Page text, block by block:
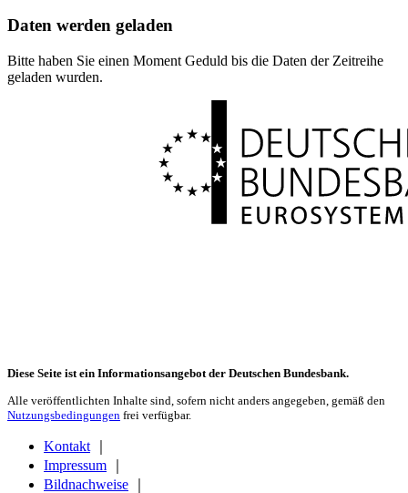
Daten werden geladen
Bitte haben Sie einen Moment Geduld bis die Daten der Zeitreihe
geladen wurden.
Diese Seite ist ein Informationsangebot der Deutschen Bundesbank.
Alle veröffentlichten Inhalte sind, sofern nicht anders angegeben, gemäß den
Nutzungsbedingungen frei verfügbar.
Kontakt
Impressum
Bildnachweise